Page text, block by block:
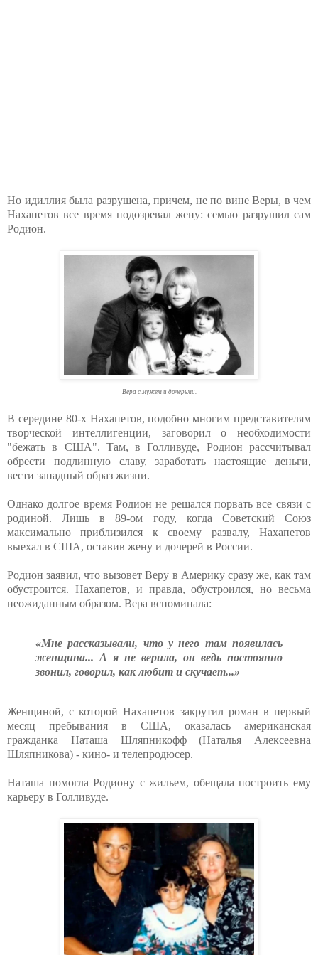
Но идиллия была разрушена, причем, не по вине Веры, в чем
Нахапетов все время подозревал жену: семью разрушил сам
Родион.
Вера с мужем и дочерьми.
В середине 80-х Нахапетов, подобно многим представителям
творческой интеллигенции, заговорил о необходимости
"бежать в США". Там, в Голливуде, Родион рассчитывал
обрести подлинную славу, заработать настоящие деньги,
вести западный образ жизни.
Однако долгое время Родион не решался порвать все связи с
родиной. Лишь в 89-ом году, когда Советский Союз
максимально приблизился к своему развалу, Нахапетов
выехал в США, оставив жену и дочерей в России.
Родион заявил, что вызовет Веру в Америку сразу же, как там
обустроится. Нахапетов, и правда, обустроился, но весьма
неожиданным образом. Вера вспоминала:
«Мне рассказывали, что у него там появилась
женщина... А я не верила, он ведь постоянно
звонил, говорил, как любит и скучает...»
Женщиной, с которой Нахапетов закрутил роман в первый
месяц пребывания в США, оказалась американская
гражданка Наташа Шляпникофф (Наталья Алексеевна
Шляпникова) - кино- и телепродюсер.
Наташа помогла Родиону с жильем, обещала построить ему
карьеру в Голливуде.